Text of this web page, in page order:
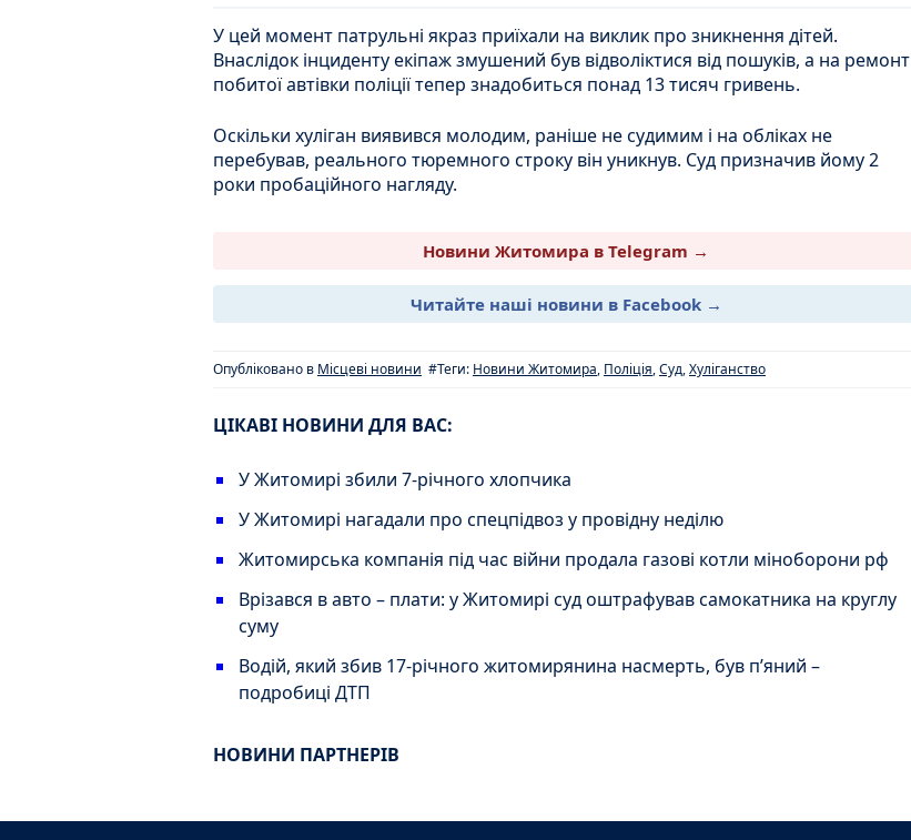
У цей момент патрульні якраз приїхали на виклик про зникнення дітей.
Внаслідок інциденту екіпаж змушений був відволіктися від пошуків, а на ремонт
побитої автівки поліції тепер знадобиться понад 13 тисяч гривень.
Оскільки хуліган виявився молодим, раніше не судимим і на обліках не
перебував, реального тюремного строку він уникнув. Суд призначив йому 2
роки пробаційного нагляду.
Новини Житомира в Telegram →
Читайте наші новини в Facebook →
Опубліковано в Місцеві новини #Теги: Новини Житомира, Поліція,Суд,Хуліганство
ЦІКАВІ НОВИНИ ДЛЯ ВАС:
У Житомирі збили 7-річного хлопчика
У Житомирі нагадали про спецпідвоз у провідну неділю
Житомирська компанія під час війни продала газові котли міноборони рф
Врізався в авто – плати: у Житомирі суд оштрафував самокатника на круглу
суму
Водій, який збив 17-річного житомирянина насмерть, був пʼяний –
подробиці ДТП
НОВИНИ ПАРТНЕРІВ